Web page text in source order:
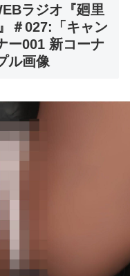
ラジオ『廻里
＃027:「キャン
ー001 新コーナ
ル画像